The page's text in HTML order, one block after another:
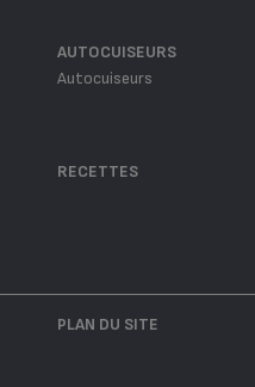
AUTOCUISEURS
Autocuiseurs
RECETTES
PLAN DU SITE